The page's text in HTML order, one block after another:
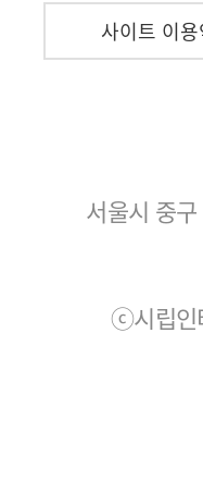
사이트 이
서울시 중
ⓒ시립인